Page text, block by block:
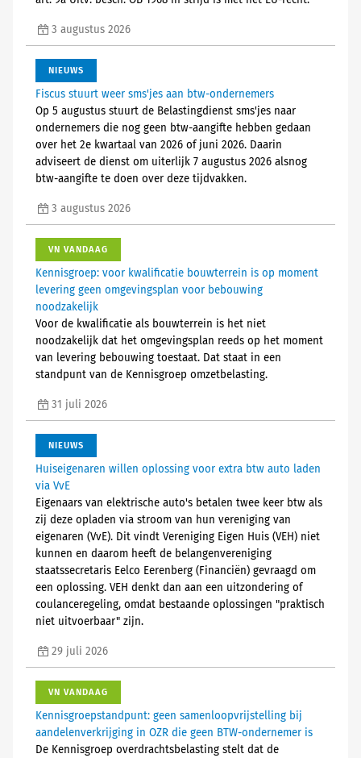
3 augustus 2026
NIEUWS
Fiscus stuurt weer sms'jes aan btw-ondernemers
Op 5 augustus stuurt de Belastingdienst sms'jes naar
ondernemers die nog geen btw-aangifte hebben gedaan
over het 2e kwartaal van 2026 of juni 2026. Daarin
adviseert de dienst om uiterlijk 7 augustus 2026 alsnog
btw-aangifte te doen over deze tijdvakken.
3 augustus 2026
VN VANDAAG
Kennisgroep: voor kwalificatie bouwterrein is op moment
levering geen omgevingsplan voor bebouwing
noodzakelijk
Voor de kwalificatie als bouwterrein is het niet
noodzakelijk dat het omgevingsplan reeds op het moment
van levering bebouwing toestaat. Dat staat in een
standpunt van de Kennisgroep omzetbelasting.
31 juli 2026
NIEUWS
Huiseigenaren willen oplossing voor extra btw auto laden
via VvE
Eigenaars van elektrische auto's betalen twee keer btw als
zij deze opladen via stroom van hun vereniging van
eigenaren (VvE). Dit vindt Vereniging Eigen Huis (VEH) niet
kunnen en daarom heeft de belangenvereniging
staatssecretaris Eelco Eerenberg (Financiën) gevraagd om
een oplossing. VEH denkt dan aan een uitzondering of
coulanceregeling, omdat bestaande oplossingen "praktisch
niet uitvoerbaar" zijn.
29 juli 2026
VN VANDAAG
Kennisgroepstandpunt: geen samenloopvrijstelling bij
aandelenverkrijging in OZR die geen BTW-ondernemer is
De Kennisgroep overdrachtsbelasting stelt dat de